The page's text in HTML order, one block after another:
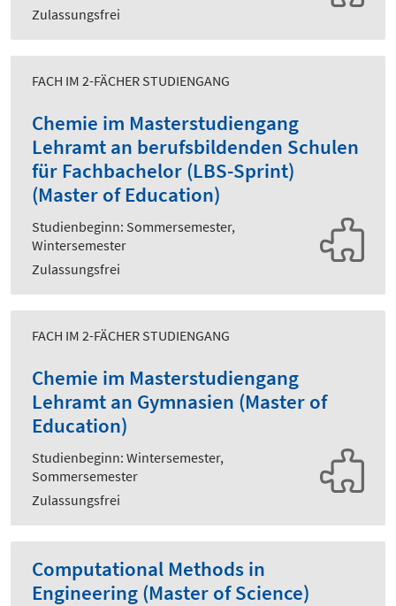
Zulassungsfrei
FACH IM 2-FÄCHER STUDIENGANG
Chemie im Masterstudiengang
Lehramt an berufsbildenden Schulen
für Fachbachelor (LBS-Sprint)
(Master of Education)
Studienbeginn: Sommersemester,
Wintersemester
Zulassungsfrei
FACH IM 2-FÄCHER STUDIENGANG
Chemie im Masterstudiengang
Lehramt an Gymnasien (Master of
Education)
Studienbeginn: Wintersemester,
Sommersemester
Zulassungsfrei
Computational Methods in
Engineering (Master of Science)